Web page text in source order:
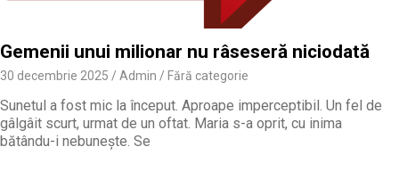
Gemenii unui milionar nu râseseră niciodată
30 decembrie 2025 Admin Fără categorie
Sunetul a fost mic la început. Aproape imperceptibil. Un fel de
gâlgâit scurt, urmat de un oftat. Maria s-a oprit, cu inima
bătându-i nebunește. Se